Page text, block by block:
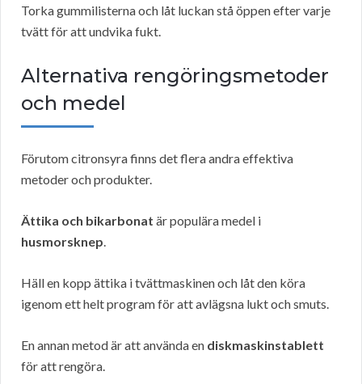
Torka gummilisterna och låt luckan stå öppen efter varje
tvätt för att undvika fukt.
Alternativa rengöringsmetoder
och medel
Förutom citronsyra finns det flera andra effektiva
metoder och produkter.
Ättika och bikarbonat är populära medel i
husmorsknep.
Häll en kopp ättika i tvättmaskinen och låt den köra
igenom ett helt program för att avlägsna lukt och smuts.
En annan metod är att använda en diskmaskinstablett
för att rengöra.